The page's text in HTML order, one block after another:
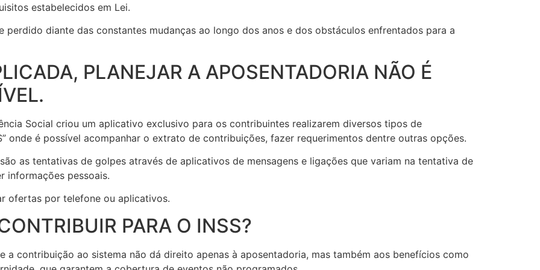
estabelecidos em Lei.
perdido diante das constantes mudanças ao longo dos anos e dos obstáculos enfrentados para a
PLANEJAR A APOSENTADORIA NÃO É
Social criou um aplicativo exclusivo para os contribuintes realizarem diversos tipos de
onde é possível acompanhar o extrato de contribuições, fazer requerimentos dentre outras opções.
as tentativas de golpes através de aplicativos de mensagens e ligações que variam na tentativa de
informações pessoais.
ofertas por telefone ou aplicativos.
PARA O INSS?
a contribuição ao sistema não dá direito apenas à aposentadoria, mas também aos benefícios como